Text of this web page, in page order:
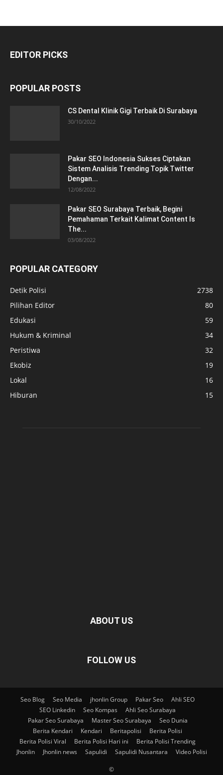
EDITOR PICKS
POPULAR POSTS
CS Dental Klinik Gigi Terbaik Di Surabaya
30/10/2022
Pakar SEO Indonesia Sukses Ciptakan
Sistem Analisis Trending Topik Twitter
Dengan...
12/08/2022
Pakar SEO Surabaya Terbaik, Begini
Pemahaman Terkait Kalimat Content Is
The...
03/08/2022
POPULAR CATEGORY
Detik Polisi
2738
Pilihan Editor
80
Edukasi
59
Hukum & Kriminal
34
Peristiwa
32
Ekobiz
19
Lokal
16
Hiburan
15
ABOUT US
FOLLOW US
Seo Blog Seo Media jhonlin Group Pakar Seo
Ahli SEO
SEO Linkedin
Seo Kompas
Ahli Seo Surabaya
Pakar Seo Surabaya
Master Seo Surabaya
Seo Dunia
Berita Kendari
Kendari Beritapolisi
Berita Polisi
Berita Polisi Viral
Berita Polisi Hari ini
Berita Polisi Trending
Jhonlin
Jhonlin news Sapulidi Sapulidi Nusantara Video Polisi
©